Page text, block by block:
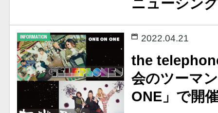
ニューシン
2022.04.21
the
会のツーマ
ONE」で開